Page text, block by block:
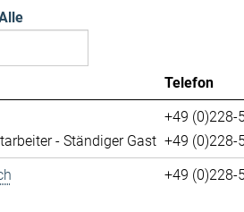
Telefon
- Ständiger Gast
+49 (0)228-
+49 (0)228-
+49 (0)228-